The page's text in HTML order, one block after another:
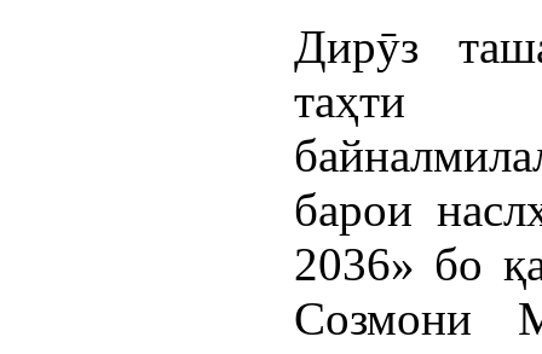
Дирӯз
таҳти
барои
2036» бо
Созмони